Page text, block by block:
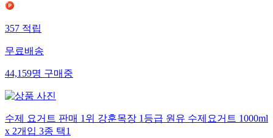
357적립
무료배송
44,159명구매중
수제 요거트 판매 1위 강훈목장 1등급 원유 수제요거트 1000ml
x 2개입 3종 택1